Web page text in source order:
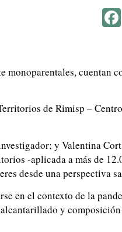
cuentan
de Rimisp – Centro
y Valentina
-aplicada a más de
desde una perspectiva
en el contexto de la
y